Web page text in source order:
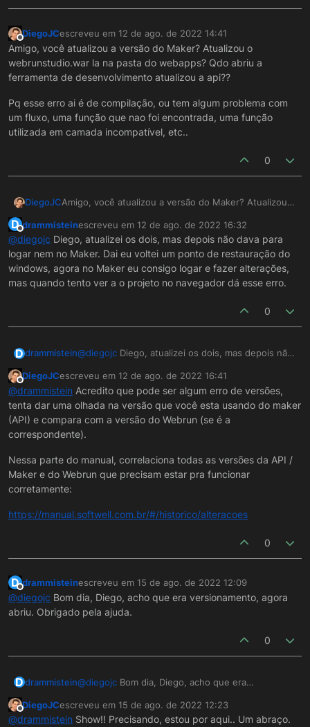
Offline
DiegoJCescreveu em 12 de ago. de 2022 14:41
última edição por
Amigo, você atualizou a versão do Maker? Atualizou o
webrunstudio.war la na pasta do webapps? Qdo abriu a
ferramenta de desenvolvimento atualizou a api??
Pq esse erro ai é de compilação, ou tem algum problema com
um fluxo, uma função que nao foi encontrada, uma função
utilizada em camada incompatível, etc..
0
DiegoJCAmigo, você atualizou a versão do Maker? Atualizou o
a ferramenta de desenvolvimento atualizou a api??
Pq esse erro ai é de compilação, ou tem algum
problema com um fluxo, uma função que nao foi
encontrada, uma função utilizada em camada
incompatível, etc..
D
Offline
drammisteinescreveu em 12 de ago. de 2022 16:32
última edição por
@diegojc Diego, atualizei os dois, mas depois não dava para
logar nem no Maker. Dai eu voltei um ponto de restauração do
windows, agora no Maker eu consigo logar e fazer alterações,
mas quando tento ver a o projeto no navegador dá esse erro.
0
Ddrammistein@diegojc Diego, atualizei os dois, mas depois não
ponto de restauração do windows, agora no
Maker eu consigo logar e fazer alterações, mas
quando tento ver a o projeto no navegador dá
esse erro.
Offline
DiegoJCescreveu em 12 de ago. de 2022 16:41
última edição por
@drammistein Acredito que pode ser algum erro de versões,
tenta dar uma olhada na versão que você esta usando do maker
(API) e compara com a versão do Webrun (se é a
correspondente).
Nessa parte do manual, correlaciona todas as versões da API /
Maker e do Webrun que precisam estar pra funcionar
corretamente:
https://manual.softwell.com.br/#/historico/alteracoes
0
D
Offline
drammisteinescreveu em 15 de ago. de 2022 12:09
última edição por
@diegojc Bom dia, Diego, acho que era versionamento, agora
abriu. Obrigado pela ajuda.
0
Ddrammistein@diegojc Bom dia, Diego, acho que era
Offline
DiegoJCescreveu em 15 de ago. de 2022 12:23
última edição por
@drammistein Show!! Precisando, estou por aqui.. Um abraço.